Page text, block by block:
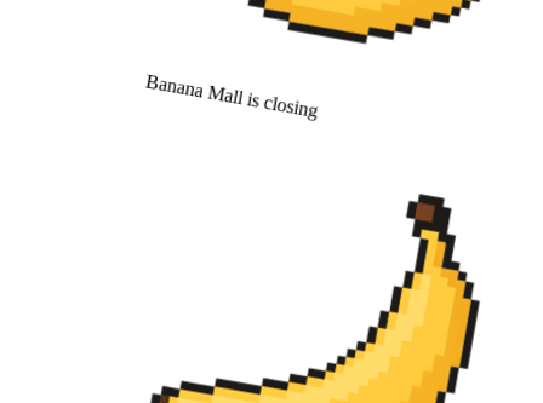
Banana Mall is closing